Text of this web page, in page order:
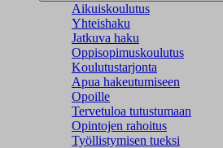
Aikuiskoulutus
Yhteishaku
Jatkuva haku
Oppisopimuskoulutus
Koulutustarjonta
Apua hakeutumiseen
Opoille
Tervetuloa tutustumaan
Opintojen rahoitus
Työllistymisen tueksi